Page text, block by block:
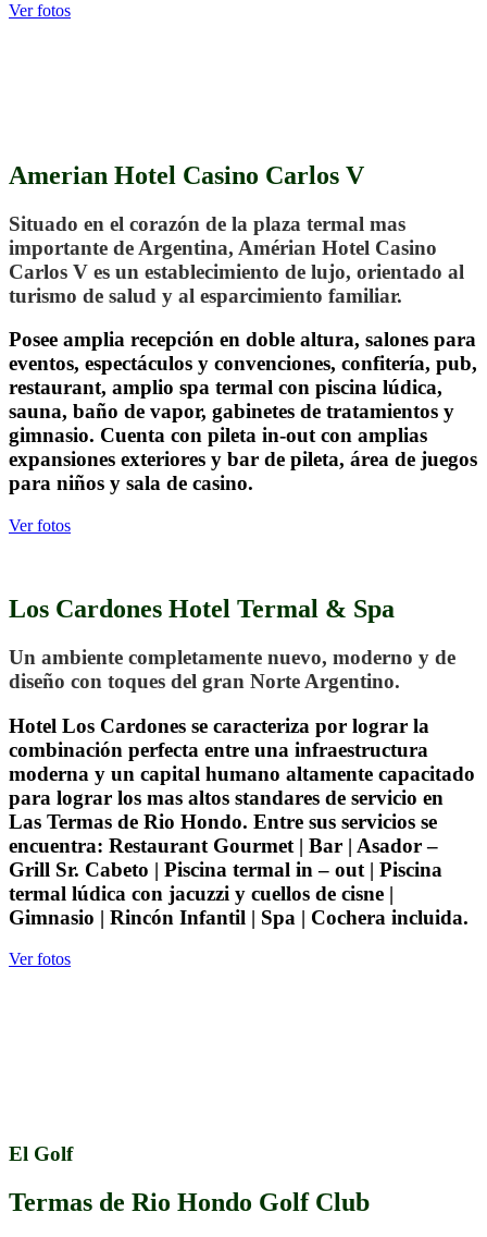
Ver fotos
Amerian Hotel Casino Carlos V
Situado en el corazón de la plaza termal mas
importante de Argentina, Amérian Hotel Casino
Carlos V es un establecimiento de lujo, orientado al
turismo de salud y al esparcimiento familiar.
Posee amplia recepción en doble altura, salones para
eventos, espectáculos y convenciones, confitería, pub,
restaurant, amplio spa termal con piscina lúdica,
sauna, baño de vapor, gabinetes de tratamientos y
gimnasio. Cuenta con pileta in-out con amplias
expansiones exteriores y bar de pileta, área de juegos
para niños y sala de casino.
Ver fotos
Los Cardones Hotel Termal & Spa
Un ambiente completamente nuevo, moderno y de
diseño con toques del gran Norte Argentino.
Hotel Los Cardones se caracteriza por lograr la
combinación perfecta entre una infraestructura
moderna y un capital humano altamente capacitado
para lograr los mas altos standares de servicio en
Las Termas de Rio Hondo. Entre sus servicios se
encuentra: Restaurant Gourmet | Bar | Asador –
Grill Sr. Cabeto | Piscina termal in – out | Piscina
termal lúdica con jacuzzi y cuellos de cisne |
Gimnasio | Rincón Infantil | Spa | Cochera incluida.
Ver fotos
El Golf
Termas de Rio Hondo Golf Club